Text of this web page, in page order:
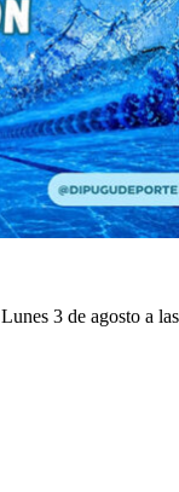
3 de agosto a las